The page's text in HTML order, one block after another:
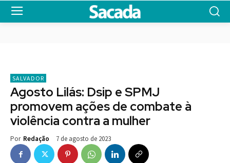
SALVADOR
Agosto Lilás: Dsip e SPMJ
promovem ações de combate à
violência contra a mulher
Por Redação 7 de agosto de 2023